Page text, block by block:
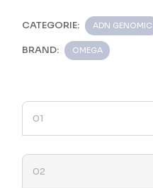
CATEGORIE: ADN GENOMIC
BRAND: OMEGA